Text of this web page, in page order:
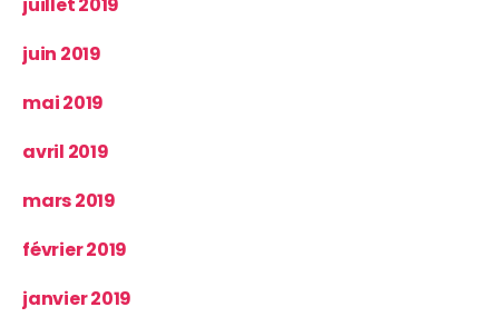
juin 2019
mai 2019
avril 2019
mars 2019
février 2019
janvier 2019